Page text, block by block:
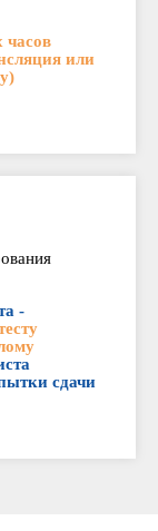
часов
или
-
сдачи